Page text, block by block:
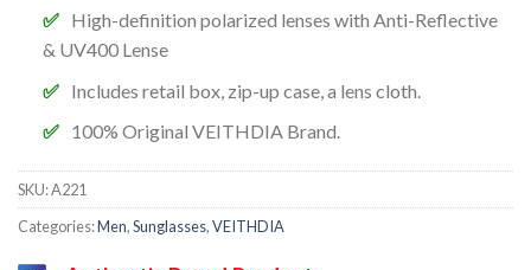
High-definition polarized lenses with Anti-Reflective
& UV400 Lense
Includes retail box, zip-up case, a lens cloth.
100% Original VEITHDIA Brand.
SKU:A221
Categories:Men,Sunglasses,VEITHDIA